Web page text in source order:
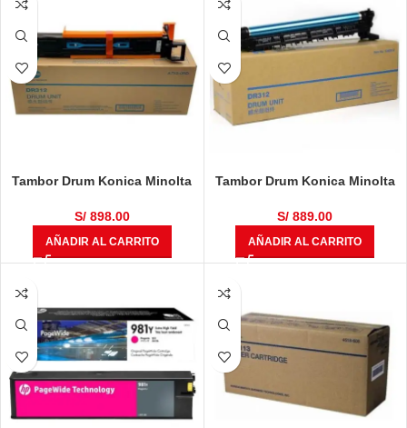
Tambor Drum Konica Minolta
287, 227, 7528 Negro 100,000
S/898.00
AÑADIR AL CARRITO
Tambor Drum Konica Minolta
7528 Negro 105,000 Páginas
S/ 889.00
AÑADIR AL CARRITO